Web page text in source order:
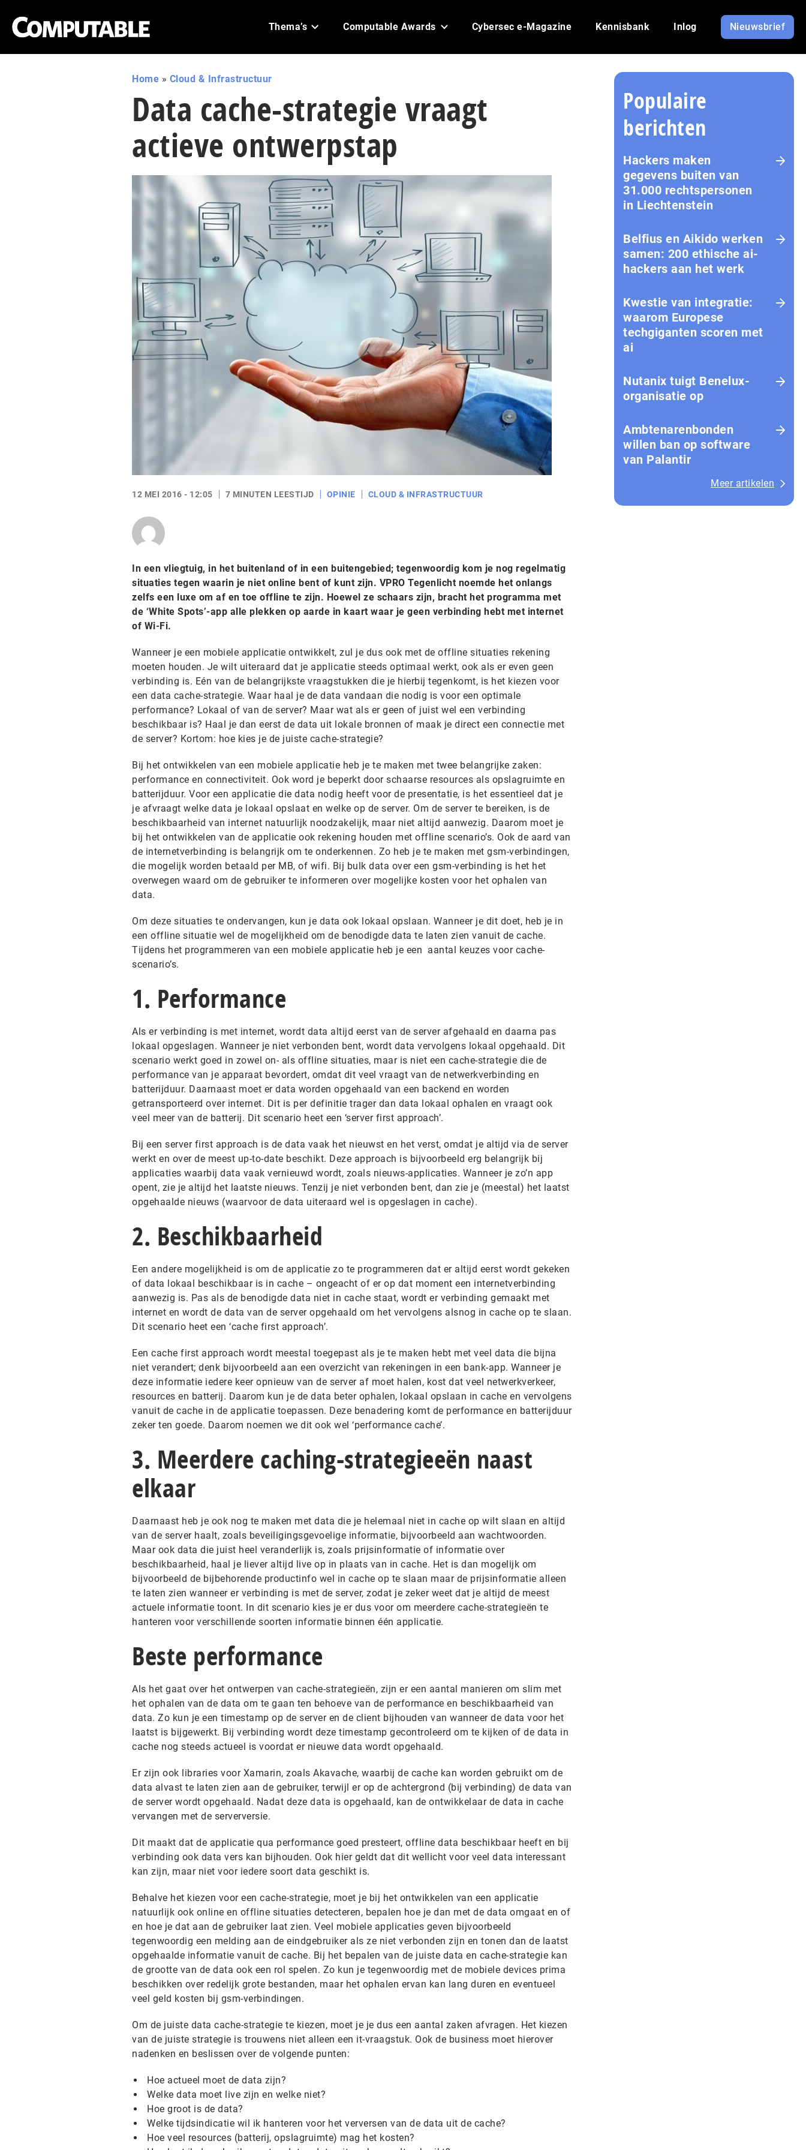
Thema’s Computable Awards Cybersec e-Magazine Kennisbank Inlog Nieuwsbrief
Home » Cloud & Infrastructuur
Data cache-strategie vraagt
actieve ontwerpstap
12 MEI 2016 - 12:05 7 MINUTEN LEESTIJD OPINIE CLOUD & INFRASTRUCTUUR
In een vliegtuig, in het buitenland of in een buitengebied; tegenwoordig kom je nog regelmatig
situaties tegen waarin je niet online bent of kunt zijn. VPRO Tegenlicht noemde het onlangs
zelfs een luxe om af en toe offline te zijn. Hoewel ze schaars zijn, bracht het programma met
de ‘White Spots’-app alle plekken op aarde in kaart waar je geen verbinding hebt met internet
of Wi-Fi.
Wanneer je een mobiele applicatie ontwikkelt, zul je dus ook met de offline situaties rekening
moeten houden. Je wilt uiteraard dat je applicatie steeds optimaal werkt, ook als er even geen
verbinding is. Eén van de belangrijkste vraagstukken die je hierbij tegenkomt, is het kiezen voor
een data cache-strategie. Waar haal je de data vandaan die nodig is voor een optimale
performance? Lokaal of van de server? Maar wat als er geen of juist wel een verbinding
beschikbaar is? Haal je dan eerst de data uit lokale bronnen of maak je direct een connectie met
de server? Kortom: hoe kies je de juiste cache-strategie?
Bij het ontwikkelen van een mobiele applicatie heb je te maken met twee belangrijke zaken:
performance en connectiviteit. Ook word je beperkt door schaarse resources als opslagruimte en
batterijduur. Voor een applicatie die data nodig heeft voor de presentatie, is het essentieel dat je
je afvraagt welke data je lokaal opslaat en welke op de server. Om de server te bereiken, is de
beschikbaarheid van internet natuurlijk noodzakelijk, maar niet altijd aanwezig. Daarom moet je
bij het ontwikkelen van de applicatie ook rekening houden met offline scenario’s. Ook de aard van
de internetverbinding is belangrijk om te onderkennen. Zo heb je te maken met gsm-verbindingen,
die mogelijk worden betaald per MB, of wifi. Bij bulk data over een gsm-verbinding is het het
overwegen waard om de gebruiker te informeren over mogelijke kosten voor het ophalen van
data.
Om deze situaties te ondervangen, kun je data ook lokaal opslaan. Wanneer je dit doet, heb je in
een offline situatie wel de mogelijkheid om de benodigde data te laten zien vanuit de cache.
Tijdens het programmeren van een mobiele applicatie heb je een aantal keuzes voor cache-
scenario’s.
1. Performance
Als er verbinding is met internet, wordt data altijd eerst van de server afgehaald en daarna pas
lokaal opgeslagen. Wanneer je niet verbonden bent, wordt data vervolgens lokaal opgehaald. Dit
scenario werkt goed in zowel on- als offline situaties, maar is niet een cache-strategie die de
performance van je apparaat bevordert, omdat dit veel vraagt van de netwerkverbinding en
batterijduur. Daarnaast moet er data worden opgehaald van een backend en worden
getransporteerd over internet. Dit is per definitie trager dan data lokaal ophalen en vraagt ook
veel meer van de batterij. Dit scenario heet een ‘server first approach’.
Bij een server first approach is de data vaak het nieuwst en het verst, omdat je altijd via de server
werkt en over de meest up-to-date beschikt. Deze approach is bijvoorbeeld erg belangrijk bij
applicaties waarbij data vaak vernieuwd wordt, zoals nieuws-applicaties. Wanneer je zo’n app
opent, zie je altijd het laatste nieuws. Tenzij je niet verbonden bent, dan zie je (meestal) het laatst
opgehaalde nieuws (waarvoor de data uiteraard wel is opgeslagen in cache).
2. Beschikbaarheid
Een andere mogelijkheid is om de applicatie zo te programmeren dat er altijd eerst wordt gekeken
of data lokaal beschikbaar is in cache – ongeacht of er op dat moment een internetverbinding
aanwezig is. Pas als de benodigde data niet in cache staat, wordt er verbinding gemaakt met
internet en wordt de data van de server opgehaald om het vervolgens alsnog in cache op te slaan.
Dit scenario heet een ‘cache first approach’.
Een cache first approach wordt meestal toegepast als je te maken hebt met veel data die bijna
niet verandert; denk bijvoorbeeld aan een overzicht van rekeningen in een bank-app. Wanneer je
deze informatie iedere keer opnieuw van de server af moet halen, kost dat veel netwerkverkeer,
resources en batterij. Daarom kun je de data beter ophalen, lokaal opslaan in cache en vervolgens
vanuit de cache in de applicatie toepassen. Deze benadering komt de performance en batterijduur
zeker ten goede. Daarom noemen we dit ook wel ‘performance cache’.
3. Meerdere caching-strategieeën naast
elkaar
Daarnaast heb je ook nog te maken met data die je helemaal niet in cache op wilt slaan en altijd
van de server haalt, zoals beveiligingsgevoelige informatie, bijvoorbeeld aan wachtwoorden.
Maar ook data die juist heel veranderlijk is, zoals prijsinformatie of informatie over
beschikbaarheid, haal je liever altijd live op in plaats van in cache. Het is dan mogelijk om
bijvoorbeeld de bijbehorende productinfo wel in cache op te slaan maar de prijsinformatie alleen
te laten zien wanneer er verbinding is met de server, zodat je zeker weet dat je altijd de meest
actuele informatie toont. In dit scenario kies je er dus voor om meerdere cache-strategieën te
hanteren voor verschillende soorten informatie binnen één applicatie.
Beste performance
Als het gaat over het ontwerpen van cache-strategieën, zijn er een aantal manieren om slim met
het ophalen van de data om te gaan ten behoeve van de performance en beschikbaarheid van
data. Zo kun je een timestamp op de server en de client bijhouden van wanneer de data voor het
laatst is bijgewerkt. Bij verbinding wordt deze timestamp gecontroleerd om te kijken of de data in
cache nog steeds actueel is voordat er nieuwe data wordt opgehaald.
Er zijn ook libraries voor Xamarin, zoals Akavache, waarbij de cache kan worden gebruikt om de
data alvast te laten zien aan de gebruiker, terwijl er op de achtergrond (bij verbinding) de data van
de server wordt opgehaald. Nadat deze data is opgehaald, kan de ontwikkelaar de data in cache
vervangen met de serverversie.
Dit maakt dat de applicatie qua performance goed presteert, offline data beschikbaar heeft en bij
verbinding ook data vers kan bijhouden. Ook hier geldt dat dit wellicht voor veel data interessant
kan zijn, maar niet voor iedere soort data geschikt is.
Behalve het kiezen voor een cache-strategie, moet je bij het ontwikkelen van een applicatie
natuurlijk ook online en offline situaties detecteren, bepalen hoe je dan met de data omgaat en of
en hoe je dat aan de gebruiker laat zien. Veel mobiele applicaties geven bijvoorbeeld
tegenwoordig een melding aan de eindgebruiker als ze niet verbonden zijn en tonen dan de laatst
opgehaalde informatie vanuit de cache. Bij het bepalen van de juiste data en cache-strategie kan
de grootte van de data ook een rol spelen. Zo kun je tegenwoordig met de mobiele devices prima
beschikken over redelijk grote bestanden, maar het ophalen ervan kan lang duren en eventueel
veel geld kosten bij gsm-verbindingen.
Om de juiste data cache-strategie te kiezen, moet je je dus een aantal zaken afvragen. Het kiezen
van de juiste strategie is trouwens niet alleen een it-vraagstuk. Ook de business moet hierover
nadenken en beslissen over de volgende punten:
Hoe actueel moet de data zijn?
Welke data moet live zijn en welke niet?
Hoe groot is de data?
Welke tijdsindicatie wil ik hanteren voor het verversen van de data uit de cache?
Hoe veel resources (batterij, opslagruimte) mag het kosten?
Populaire
berichten
Hackers maken
gegevens buiten van
31.000 rechtspersonen
in Liechtenstein
Belfius en Aikido werken
samen: 200 ethische ai-
hackers aan het werk
Kwestie van integratie:
waarom Europese
techgiganten scoren met
ai
Nutanix tuigt Benelux-
organisatie op
Amb­te­na­ren­bon­den
willen ban op software
van Palantir
Meer artikelen